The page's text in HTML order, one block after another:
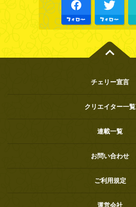
チェリー宣言
クリエイター一覧
連載一覧
お問い合わせ
ご利用規定
運営会社